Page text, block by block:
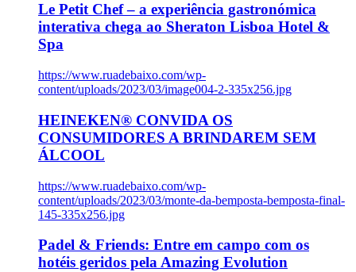
Le Petit Chef – a experiência gastronómica
interativa chega ao Sheraton Lisboa Hotel &
Spa
https://www.ruadebaixo.com/wp-
content/uploads/2023/03/image004-2-335x256.jpg
HEINEKEN® CONVIDA OS
CONSUMIDORES A BRINDAREM SEM
ÁLCOOL
https://www.ruadebaixo.com/wp-
content/uploads/2023/03/monte-da-bemposta-bemposta-final-
145-335x256.jpg
Padel & Friends: Entre em campo com os
hotéis geridos pela Amazing Evolution